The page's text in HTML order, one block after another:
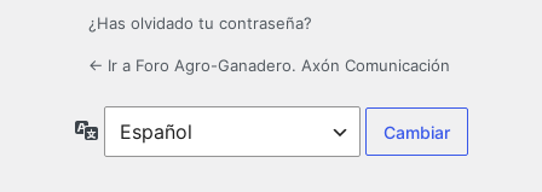
¿Has olvidado tu contraseña?
← Ir a Foro Agro-Ganadero. Axón Comunicación
Idioma